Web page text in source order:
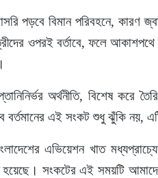
পড়বে বিমান পরিবহনে, কারণ
ওপরই বর্তাবে, ফলে
অর্থনীতি, বিশেষ
বর্তমানের এই সংকট শুধু ঝুঁকি নয়,
এভিয়েশন খাত
সংকটের এই সময়টি